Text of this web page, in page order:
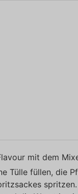
mit dem
Tülle füllen, die